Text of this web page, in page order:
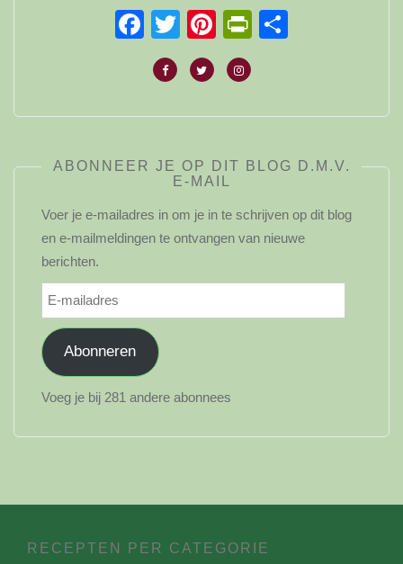
Facebook
TwitterPinterest
ABONNEER JE OP DIT BLOG D.M.V.
E-MAIL
Voer je e-mailadres in om je in te schrijven op dit blog
en e-mailmeldingen te ontvangen van nieuwe
berichten.
E-
mailadres
Abonneren
Voeg je bij 281 andere abonnees
RECEPTEN PER CATEGORIE